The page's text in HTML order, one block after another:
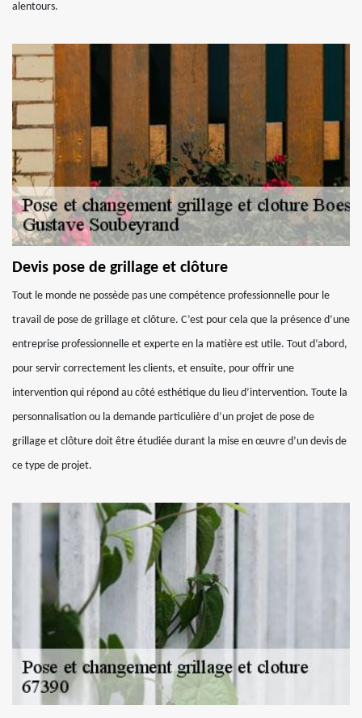
alentours.
Devis pose de grillage et clôture
Tout le monde ne possède pas une compétence professionnelle pour le
travail de pose de grillage et clôture. C’est pour cela que la présence d’une
entreprise professionnelle et experte en la matière est utile. Tout d’abord,
pour servir correctement les clients, et ensuite, pour offrir une
intervention qui répond au côté esthétique du lieu d’intervention. Toute la
personnalisation ou la demande particulière d’un projet de pose de
grillage et clôture doit être étudiée durant la mise en œuvre d’un devis de
ce type de projet.